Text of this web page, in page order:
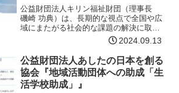
点で福祉の向上を目指す団体を応
援するプログラム～
公益財団法人キリン福祉財団（理事長
磯崎 功典）は、長期的な視点で全国や広
域にまたがる社会的な課題の解決に取り
組むボランティア活動を応援する「キリ
ン・福祉のちから開拓事業」の募集要綱
を決定しましたので、下記の通りご案内
申し上げます。なお、本…【詳細はコチ
ラ】
2024.09.13
公益財団法人あしたの日本を創る
協会『地域活動団体への助成「生
活学校助成」』